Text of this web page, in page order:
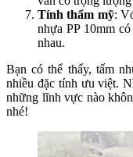
Tính thẩm mỹ:
nhựa PP 10mm
nhau.
Bạn có thể thấy, tấm
nhiều đặc tính ưu việt.
những lĩnh vực nào
nhé!